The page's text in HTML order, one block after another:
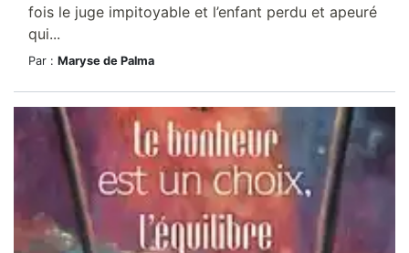
fois le juge impitoyable et l’enfant perdu et apeuré
qui...
Par : Maryse de Palma